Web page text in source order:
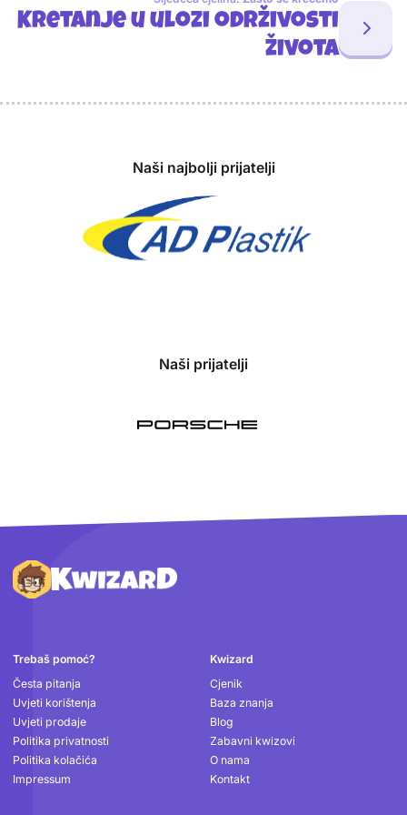
Kretanje u ulozi održivosti
života
Naši najbolji prijatelji
Naši prijatelji
Podnožje
Trebaš pomoć?
Česta pitanja
Uvjeti korištenja
Uvjeti prodaje
Politika privatnosti
Politika kolačića
Impressum
Kwizard
Cjenik
Baza znanja
Blog
Zabavni kwizovi
O nama
Kontakt